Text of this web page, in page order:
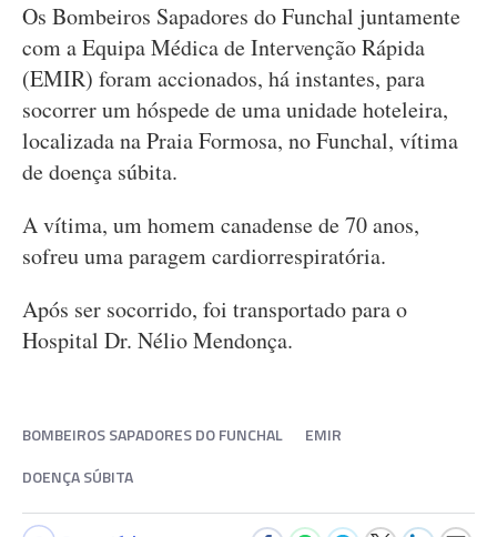
Os Bombeiros Sapadores do Funchal juntamente
com a Equipa Médica de Intervenção Rápida
(EMIR) foram accionados, há instantes, para
socorrer um hóspede de uma unidade hoteleira,
localizada na Praia Formosa, no Funchal, vítima
de doença súbita.
A vítima, um homem canadense de 70 anos,
sofreu uma paragem cardiorrespiratória.
Após ser socorrido, foi transportado para o
Hospital Dr. Nélio Mendonça.
BOMBEIROS SAPADORES DO FUNCHAL
EMIR
DOENÇA SÚBITA